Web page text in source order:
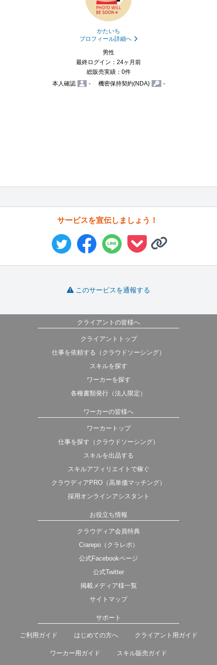
かたいち
プロフィール詳細へ
男性
最終ログイン：24ヶ月前
総販売実績：0件
本人確認
- 機密保持契約(NDA) -
サービスを宣伝しましょう！
このサービスを通報する
クライアントの皆様へ
クライアントトップ
仕事を依頼する（クラウドソーシング）
スキルを探す
ワーカーを探す
各種書類発行（法人限定）
ワーカーの皆様へ
ワーカートップ
仕事を探す（クラウドソーシング）
スキルを出品する
スキルアフィリエイトで稼ぐ
クラウディアPRO（高単価マッチング）
採用オンラインアシスタント
お役立ち情報
クラウディア会員特典
Crarepo（クラレポ）
公式Facebookページ
公式Twitter
掲載メディア様一覧
サイトマップ
サポート
ご利用ガイド はじめての方へ クライアント用ガイド
ワーカー用ガイド スキル販売ガイド